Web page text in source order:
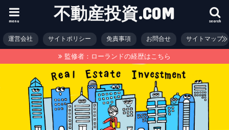
不動産投資.COM search
menu
運営会社 サイトポリシー 免責事項 お問合せ サイトマップ
監修者：ローランドの経歴はこちら